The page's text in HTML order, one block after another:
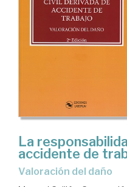
La
accidente de
valoración del daño